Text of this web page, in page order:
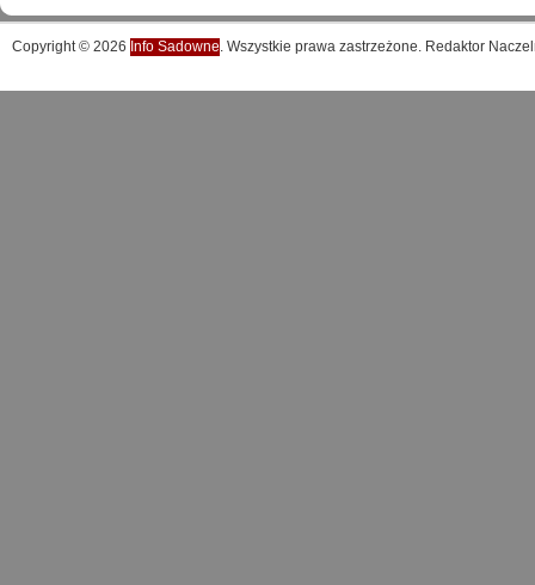
Copyright © 2026 Info Sadowne. Wszystkie prawa zastrzeżone. Redaktor